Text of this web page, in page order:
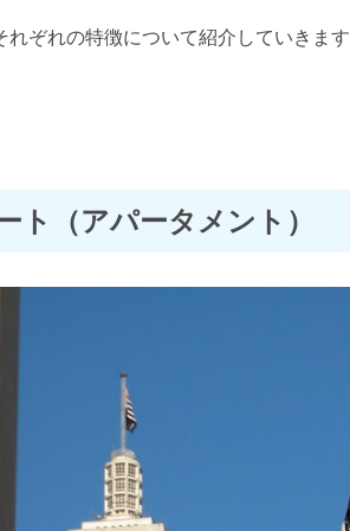
れぞれの特徴について紹介していきま
ト（アパータメント）